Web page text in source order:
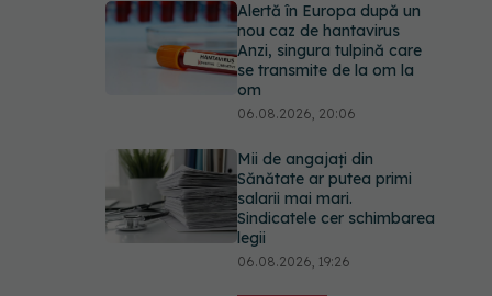
Alertă în Europa după un
nou caz de hantavirus
Anzi, singura tulpină care
se transmite de la om la
om
06.08.2026, 20:06
Mii de angajați din
Sănătate ar putea primi
salarii mai mari.
Sindicatele cer schimbarea
legii
06.08.2026, 19:26